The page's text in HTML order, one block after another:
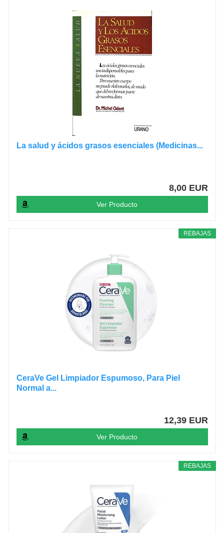
La salud y ácidos grasos esenciales (Medicinas...
8,00 EUR
Ver Producto
REBAJAS
CeraVe Gel Limpiador Espumoso, Para Piel
Normal a...
12,39 EUR
Ver Producto
REBAJAS